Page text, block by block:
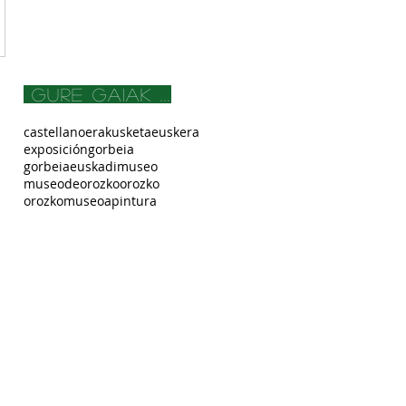
gure gaiak ...
castellanoerakusketaeuskera
exposicióngorbeia
gorbeiaeuskadimuseo
museodeorozkoorozko
orozkomuseoapintura